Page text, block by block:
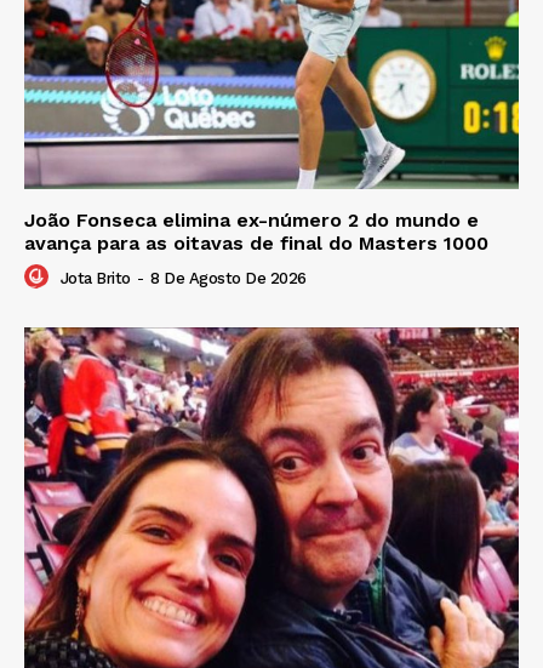
João Fonseca elimina ex-número 2 do mundo e
avança para as oitavas de final do Masters 1000
Jota Brito - 8 De Agosto De 2026